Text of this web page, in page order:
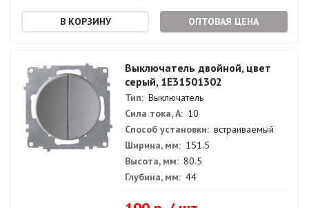
ОПТОВАЯ ЦЕНА
Выключатель двойной, цвет
серый, 1E31501302
Тип: Выключатель
Сила тока, А: 10
Способ установки: встраиваемый
Ширина, мм: 151.5
Высота, мм: 80.5
Глубина, мм: 44